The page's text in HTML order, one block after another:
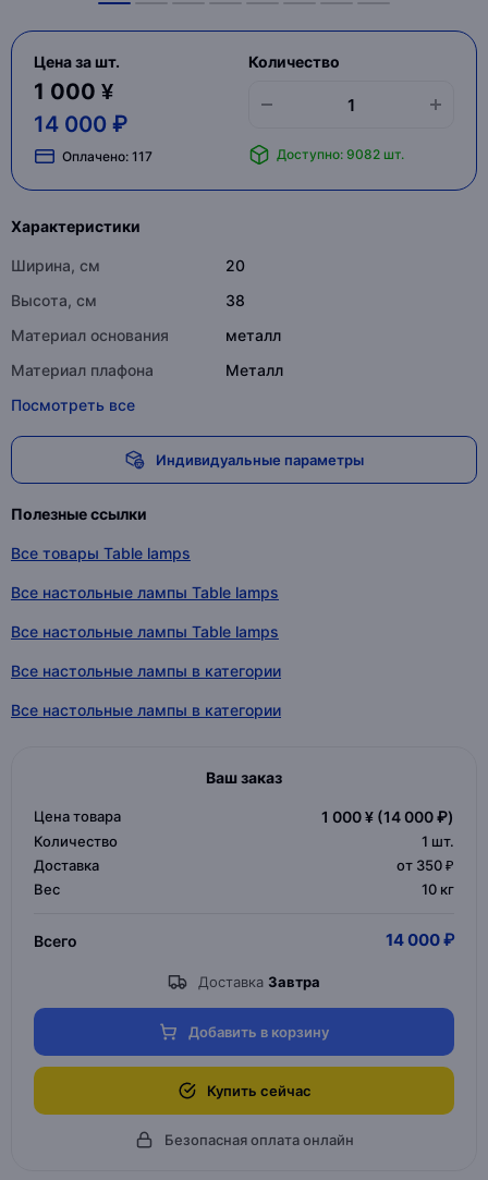
Цена за шт.
1 000 ¥
14 000 ₽
Оплачено: 117
Количество
Доступно: 9082 шт.
Характеристики
Ширина, см
20
Высота, см
38
Материал основания
металл
Материал плафона
Металл
Посмотреть все
Индивидуальные параметры
Полезные ссылки
Все товары Table lamps
Все настольные лампы Table lamps
Все настольные лампы Table lamps
Все настольные лампы в категории
Все настольные лампы в категории
Ваш заказ
Цена товара 1 000 ¥ (14 000 ₽)
Количество 1 шт.
Доставка
от 350 ₽
Вес
10 кг
Всего 14 000 ₽
Доставка Завтра
Добавить в корзину
Купить сейчас
Безопасная оплата онлайн